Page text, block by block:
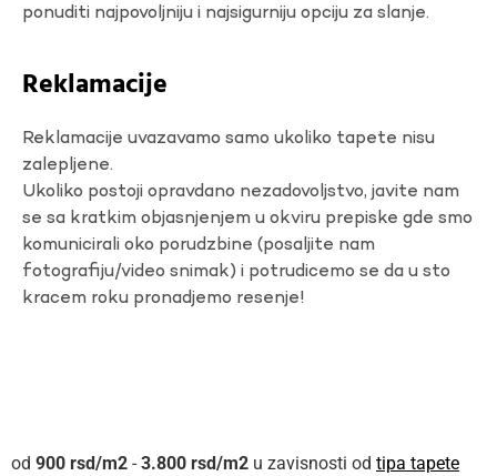
ponuditi najpovoljniju i najsigurniju opciju za slanje.
Reklamacije
Reklamacije uvazavamo samo ukoliko tapete nisu
zalepljene.
Ukoliko postoji opravdano nezadovoljstvo, javite nam
se sa kratkim objasnjenjem u okviru prepiske gde smo
komunicirali oko porudzbine (posaljite nam
fotografiju/video snimak) i potrudicemo se da u sto
kracem roku pronadjemo resenje!
900 rsd - 3.800 rsd u zavisnosti od tipa tapete